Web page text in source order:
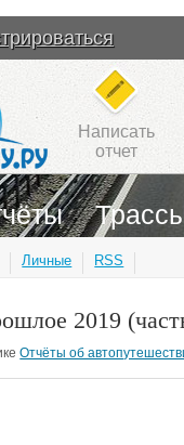
Написать
отчет
Личные RSS
2019
Отчёты об